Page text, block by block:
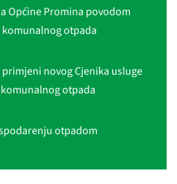
Općine Promina povodom
otpada
novog Cjenika usluge
otpada
otpadom